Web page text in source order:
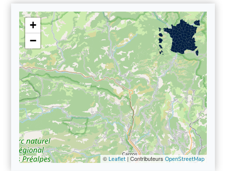
+
−
© Leaflet| Contributeurs OpenStreetMap